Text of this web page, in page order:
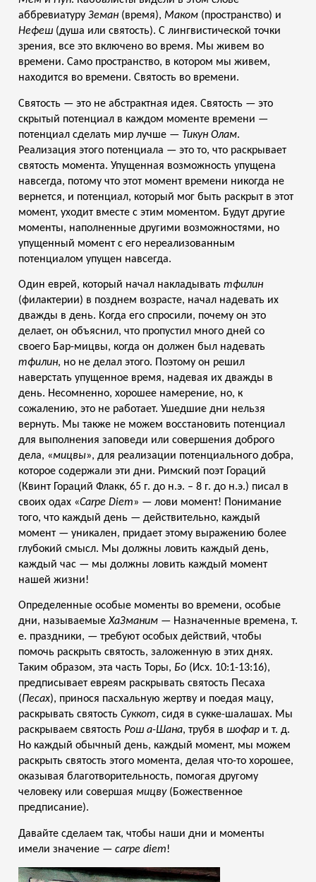
аббревиатуру Земан (время), Маком (пространство) и
Нефеш (душа или святость). С лингвистической точки
зрения, все это включено во время. Мы живем во
времени. Само пространство, в котором мы живем,
находится во времени. Святость во времени.
Святость — это не абстрактная идея. Святость — это
скрытый потенциал в каждом моменте времени —
потенциал сделать мир лучше — Тикун Олам.
Реализация этого потенциала — это то, что раскрывает
святость момента. Упущенная возможность упущена
навсегда, потому что этот момент времени никогда не
вернется, и потенциал, который мог быть раскрыт в этот
момент, уходит вместе с этим моментом. Будут другие
моменты, наполненные другими возможностями, но
упущенный момент с его нереализованным
потенциалом упущен навсегда.
Один еврей, который начал накладывать тфилин
(филактерии) в позднем возрасте, начал надевать их
дважды в день. Когда его спросили, почему он это
делает, он объяснил, что пропустил много дней со
своего Бар-мицвы, когда он должен был надевать
тфилин, но не делал этого. Поэтому он решил
наверстать упущенное время, надевая их дважды в
день. Несомненно, хорошее намерение, но, к
сожалению, это не работает. Ушедшие дни нельзя
вернуть. Мы также не можем восстановить потенциал
для выполнения заповеди или совершения доброго
дела, «мицвы», для реализации потенциального добра,
которое содержали эти дни. Римский поэт Гораций
(Квинт Гораций Флакк, 65 г. до н.э. – 8 г. до н.э.) писал в
своих одах «Carpe Diem» — лови момент! Понимание
того, что каждый день — действительно, каждый
момент — уникален, придает этому выражению более
глубокий смысл. Мы должны ловить каждый день,
каждый час — мы должны ловить каждый момент
нашей жизни!
Определенные особые моменты во времени, особые
дни, называемыеХаЗманим — Назначенные времена, т.
е. праздники, — требуют особых действий, чтобы
помочь раскрыть святость, заложенную в этих днях.
Таким образом, эта часть Торы, Бо (Исх. 10:1-13:16),
предписывает евреям раскрывать святость Песаха
(Песах), принося пасхальную жертву и поедая мацу,
раскрывать святость Суккот, сидя в сукке-шалашах. Мы
раскрываем святость Рош а-Шана, трубя в шофар и т. д.
Но каждый обычный день, каждый момент, мы можем
раскрыть святость этого момента, делая что-то хорошее,
оказывая благотворительность, помогая другому
человеку или совершая мицву(Божественное
предписание).
Давайте сделаем так, чтобы наши дни и моменты
имели значение — carpe diem!